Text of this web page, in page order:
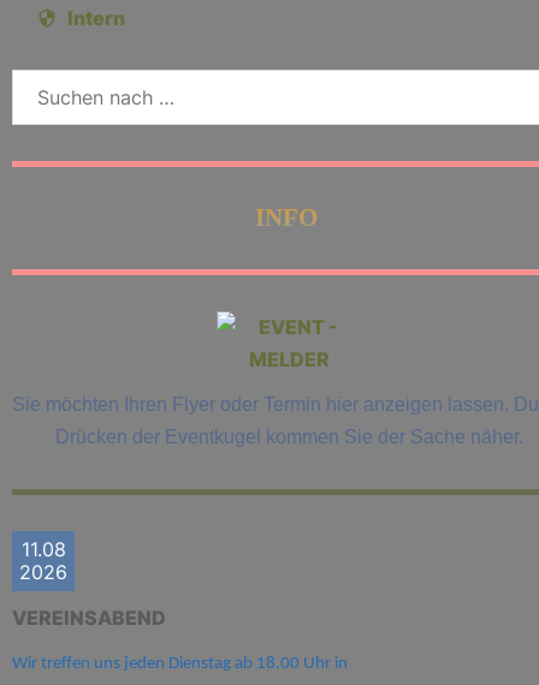
Intern
INFO
Sie möchten Ihren Flyer oder Termin hier anzeigen lassen.
Drücken der Eventkugel kommen Sie der Sache näher.
11.08
2026
VEREINSABEND
Wir treffen uns jeden Dienstag ab 18.00 Uhr in